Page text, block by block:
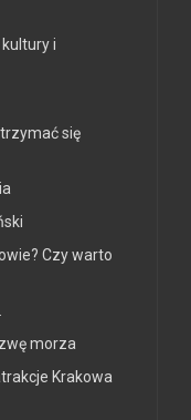
i
się
Czy warto
morza
Krakowa